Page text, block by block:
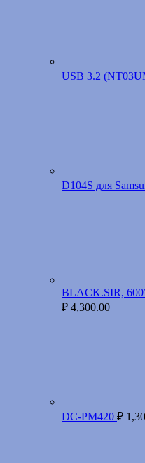
USB 3.2
D104S для
BLACK.SIR,
₽ 4,300.00
DC-PM420 ₽